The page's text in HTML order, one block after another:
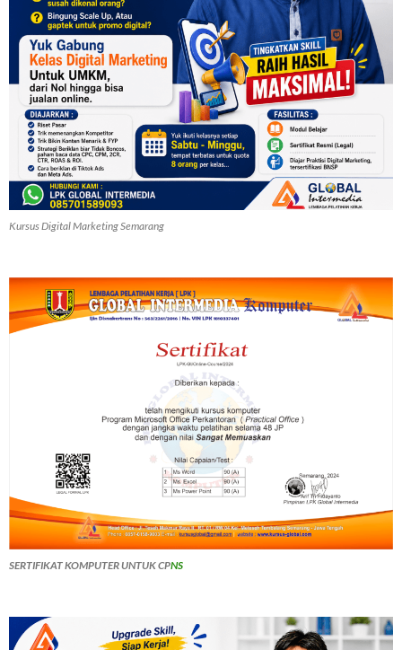
Kursus Digital Marketing Semarang
SERTIFIKAT KOMPUTER UNTUK CPNS